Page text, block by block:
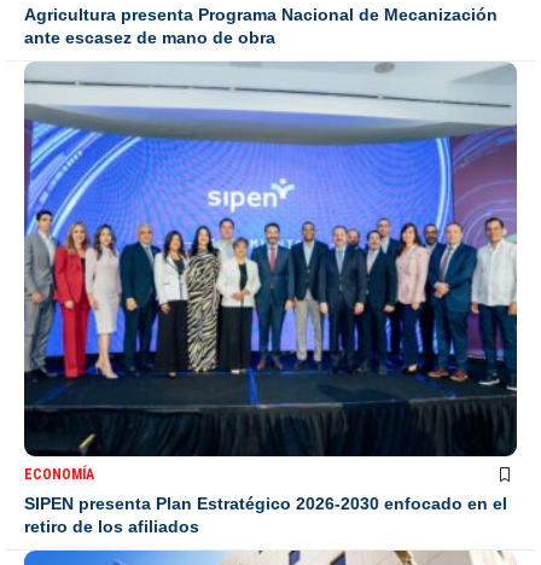
Agricultura presenta Programa Nacional de Mecanización
ante escasez de mano de obra
ECONOMÍA
SIPEN presenta Plan Estratégico 2026-2030 enfocado en el
retiro de los afiliados